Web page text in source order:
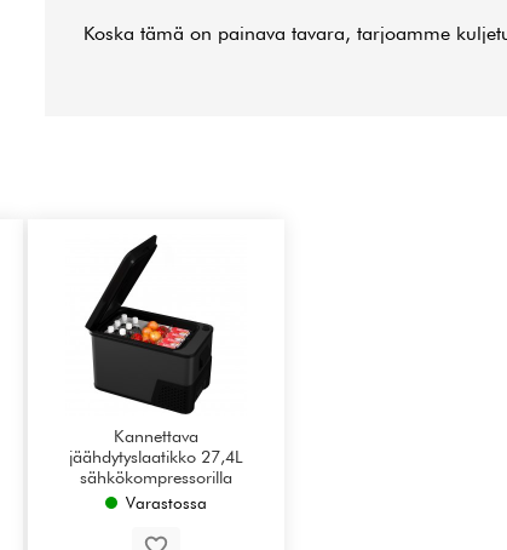
Koska tämä on painava tavara, tarjoamme
Kannettava
jäähdytyslaatikko 27,4L
sähkökompressorilla
Varastossa